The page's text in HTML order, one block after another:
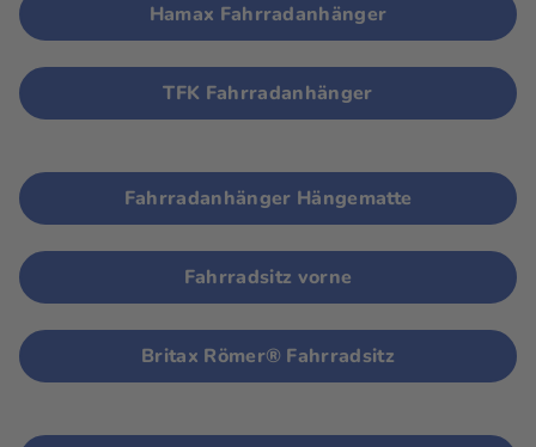
Hamax Fahrradanhänger
TFK Fahrradanhänger
Fahrradanhänger Hängematte
Fahrradsitz vorne
Britax Römer® Fahrradsitz